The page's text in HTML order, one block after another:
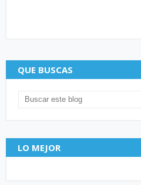
QUE BUSCAS
LO MEJOR